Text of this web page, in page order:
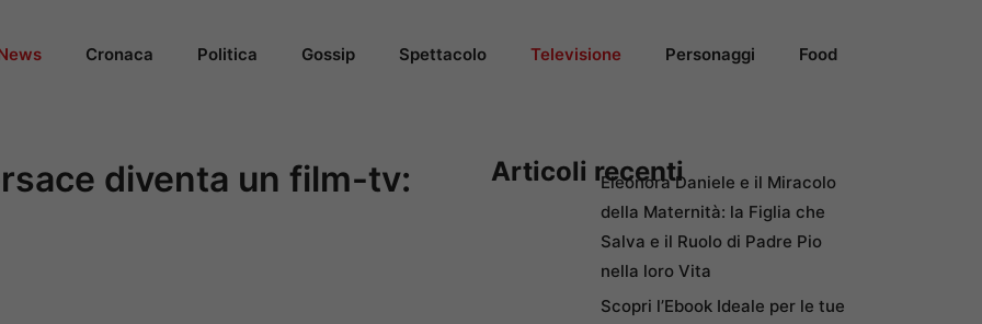
Cronaca Politica Gossip Spettacolo Televisione Personaggi Food
diventa un film-tv:
Articoli recentiEleonora Daniele e il Miracolo
della Maternità: la Figlia che
Salva e il Ruolo di Padre Pio
nella loro Vita
Scopri l’Ebook Ideale per le tue